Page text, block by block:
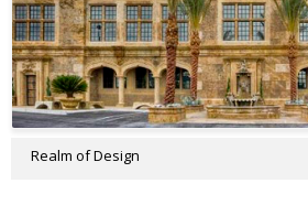
Realm of Design